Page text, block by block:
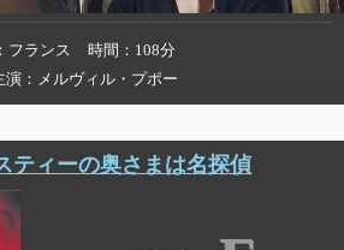
フランス 時間
108分
演 メルヴィル・プポー
ティーの奥さまは名探偵